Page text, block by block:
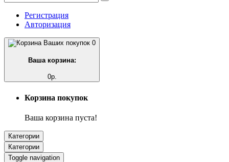
Регистрация
Авторизация
0
Ваша корзина:
0р.
Корзина покупок
Ваша корзина пуста!
Категории
Категории
Toggle navigation